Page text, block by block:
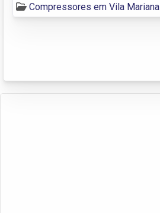
Compressores em Vila Mariana